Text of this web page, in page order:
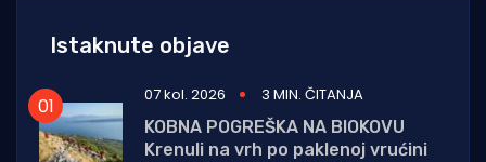
Istaknute objave
07 kol. 2026
3 MIN. ČITANJA
KOBNA POGREŠKA NA BIOKOVU
Krenuli na vrh po paklenoj vrućini